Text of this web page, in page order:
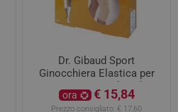
Dr. Gibaud Sport
Ginocchiera Elastica per
Distorsioni Camel Taglia 4
ora € 15,84
Prezzo consigliato: € 17,60